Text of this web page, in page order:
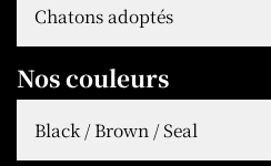
Chatons adoptés
Nos couleurs
Black / Brown / Seal